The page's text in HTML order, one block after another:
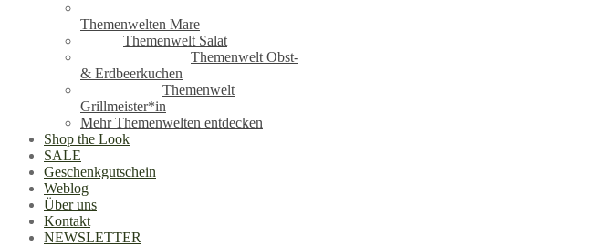
Themenwelten Mare
Themenwelt Salat
Themenwelt Obst-
& Erdbeerkuchen
Themenwelt
Grillmeister*in
Mehr Themenwelten entdecken
Shop the Look
SALE
Geschenkgutschein
Weblog
Über uns
Kontakt
NEWSLETTER